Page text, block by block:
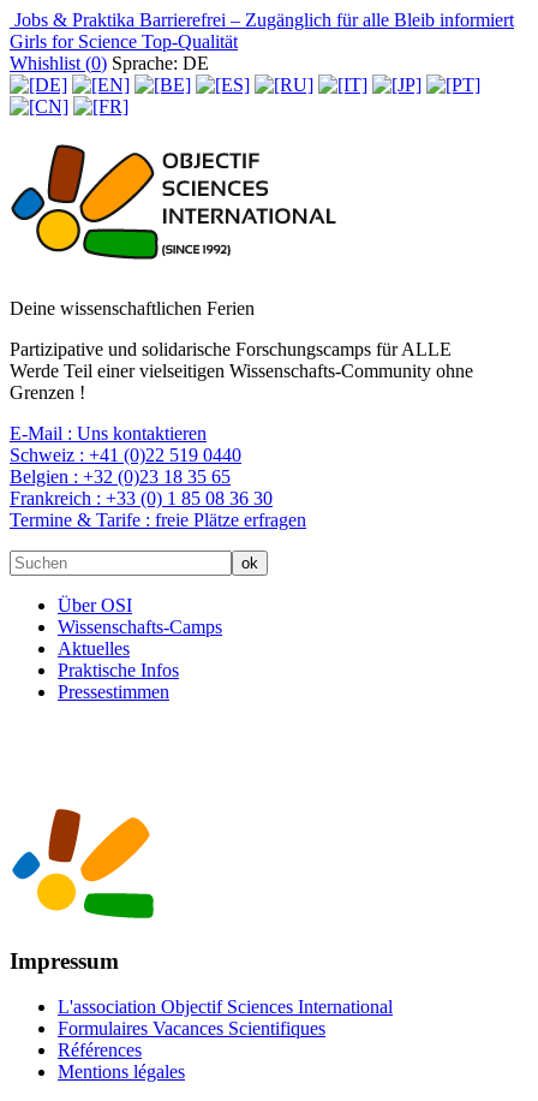
Jobs & Praktika Barrierefrei – Zugänglich für alle Bleib informiert
Girls for Science Top-Qualität
Whishlist (0) Sprache: DE
Deine wissenschaftlichen Ferien
Partizipative und solidarische Forschungscamps für ALLE
Werde Teil einer vielseitigen Wissenschafts-Community ohne
Grenzen !
E-Mail : Uns kontaktieren
Schweiz : +41 (0)22 519 0440
Belgien : +32 (0)23 18 35 65
Frankreich : +33 (0) 1 85 08 36 30
Termine & Tarife : freie Plätze erfragen
Über OSI
Wissenschafts-Camps
Aktuelles
Praktische Infos
Pressestimmen
Impressum
L'association Objectif Sciences International
Formulaires Vacances Scientifiques
Références
Mentions légales